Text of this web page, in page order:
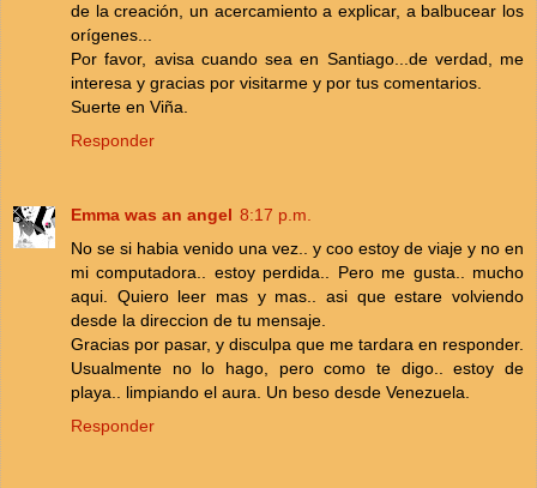
de la creación, un acercamiento a explicar, a balbucear los
orígenes...
Por favor, avisa cuando sea en Santiago...de verdad, me
interesa y gracias por visitarme y por tus comentarios.
Suerte en Viña.
Responder
Emma was an angel 8:17 p.m.
No se si habia venido una vez.. y coo estoy de viaje y no en
mi computadora.. estoy perdida.. Pero me gusta.. mucho
aqui. Quiero leer mas y mas.. asi que estare volviendo
desde la direccion de tu mensaje.
Gracias por pasar, y disculpa que me tardara en responder.
Usualmente no lo hago, pero como te digo.. estoy de
playa.. limpiando el aura. Un beso desde Venezuela.
Responder